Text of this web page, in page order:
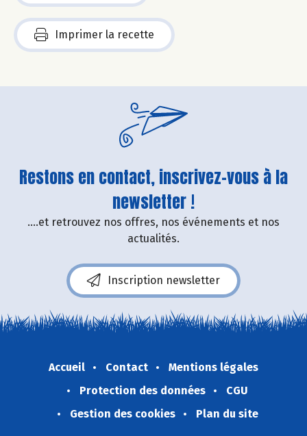
Imprimer la recette
Restons en contact, inscrivez-vous à la
newsletter !
....et retrouvez nos offres, nos événements et nos
actualités.
Inscription newsletter
Accueil Contact
Mentions légales
Protection des données
CGU
Gestion des cookies
Plan du site